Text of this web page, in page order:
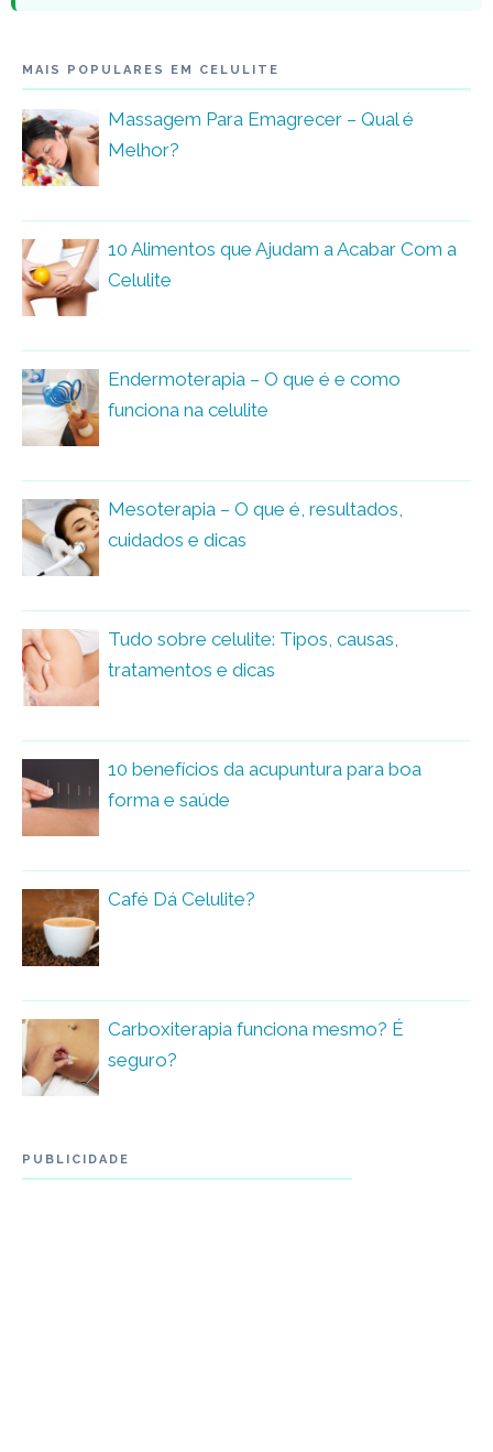
MAIS POPULARES EM CELULITE
Massagem Para Emagrecer – Qual é
Melhor?
10 Alimentos que Ajudam a Acabar Com a
Celulite
Endermoterapia – O que é e como
funciona na celulite
Mesoterapia – O que é, resultados,
cuidados e dicas
Tudo sobre celulite: Tipos, causas,
tratamentos e dicas
10 benefícios da acupuntura para boa
forma e saúde
Café Dá Celulite?
Carboxiterapia funciona mesmo? É
seguro?
PUBLICIDADE